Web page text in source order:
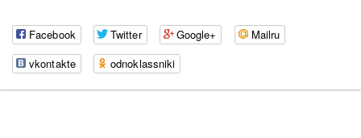
Facebook Twitter Google+
Mailru
vkontakte
odnoklassniki